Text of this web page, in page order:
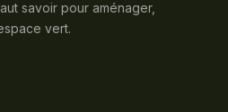
savoir pour aménager,
vert.